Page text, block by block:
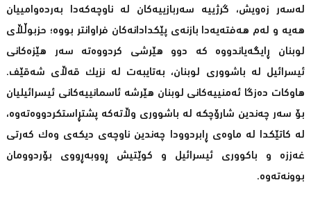
لەسەر زەویش، گرژییە سەربازییەکان لە ناوچەکەدا بەردەوامییان
هەیە و لەم هەفتەیەدا بازنەی پێکدادانەکان فراوانتر بووە؛ حزبوڵڵای
لوبنان ڕایگەیاندووە کە دوو هێرشی کردووەتە سەر هێزەکانی
ئیسرائیل لە باشووری لوبنان، بەتایبەت لە نزیک قەڵای شەقێف.
هاوکات دەزگا ئەمنییەکانی لوبنان هێرشە ئاسمانییەکانی ئیسرائیلیان
بۆ سەر چەندین شارۆچکە لە باشووری وڵاتەکە پشتڕاستکردووەتەوە،
لە کاتێکدا لە ماوەی ڕابردوودا چەندین ناوچەی دیکەی وەک کەرتی
غەززە و باکووری ئیسرائیل و کوێتیش ڕووبەڕووی بۆردوومان
بوونەتەوە.